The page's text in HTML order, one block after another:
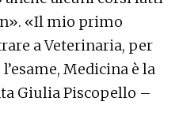
«Il mio primo
a Veterinaria, per
Medicina è la
Giulia Piscopello –